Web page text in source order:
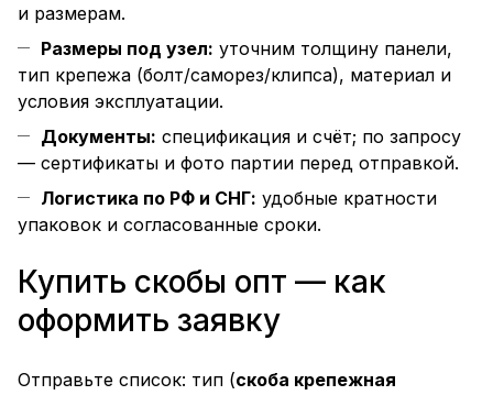
и размерам.
Размеры под узел: уточним толщину панели,
тип крепежа (болт/саморез/клипса), материал и
условия эксплуатации.
Документы: спецификация и счёт; по запросу
— сертификаты и фото партии перед отправкой.
Логистика по РФ и СНГ: удобные кратности
упаковок и согласованные сроки.
Купить скобы опт — как
оформить заявку
Отправьте список: тип (скоба крепежная